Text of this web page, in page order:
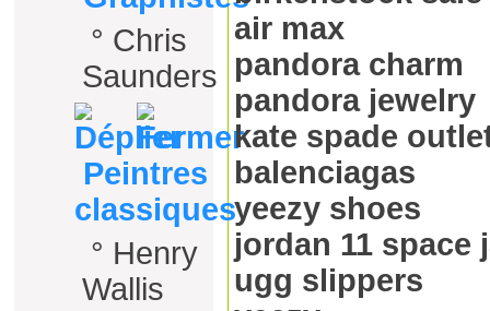
° Chris
Saunders
Peintres
classiques
° Henry
Wallis
air max
pandora charm
pandora jewelry
kate spade
balenciagas
yeezy shoes
jordan 11 space
ugg slippers